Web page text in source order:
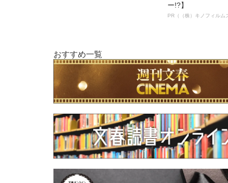
ー!?】
PR（（株）キノフィルム
おすすめ一覧